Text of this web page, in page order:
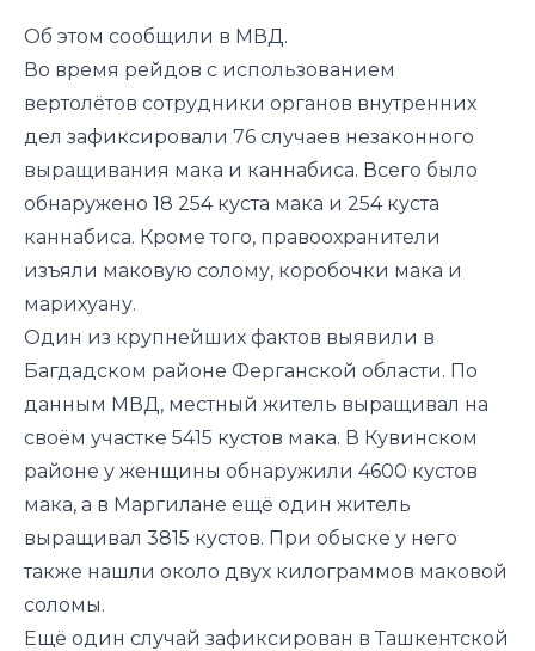
Об этом сообщили в МВД.
Во время рейдов с использованием
вертолётов сотрудники органов внутренних
дел зафиксировали 76 случаев незаконного
выращивания мака и каннабиса. Всего было
обнаружено 18 254 куста мака и 254 куста
каннабиса. Кроме того, правоохранители
изъяли маковую солому, коробочки мака и
марихуану.
Один из крупнейших фактов выявили в
Багдадском районе Ферганской области. По
данным МВД, местный житель выращивал на
своём участке 5415 кустов мака. В Кувинском
районе у женщины обнаружили 4600 кустов
мака, а в Маргилане ещё один житель
выращивал 3815 кустов. При обыске у него
также нашли около двух килограммов маковой
соломы.
Ещё один случай зафиксирован в Ташкентской